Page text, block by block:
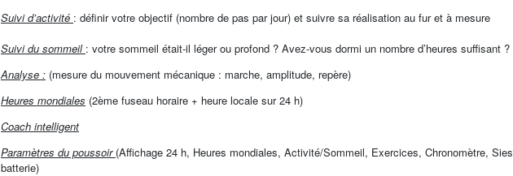
Suivi d’activité : définir votre objectif (nombre de pas par jour) et suivre sa réalisation au fur et à mesure
Suivi du sommeil : votre sommeil était-il léger ou profond ? Avez-vous dormi un nombre d’heures suffisant ?
Analyse : (mesure du mouvement mécanique : marche, amplitude, repère)
Heures mondiales (2ème fuseau horaire + heure locale sur 24 h)
Coach intelligent
Paramètres du poussoir (Affichage 24 h, Heures mondiales, Activité/Sommeil, Exercices, Chronomètre,
batterie)